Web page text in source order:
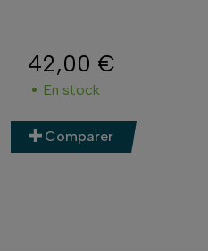
Prix
42,00 €
En stock
Comparer